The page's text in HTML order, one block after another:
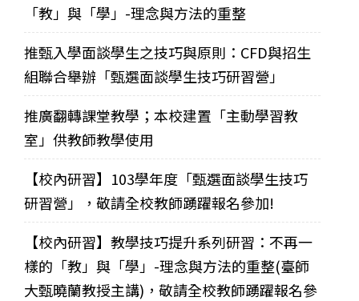
「教」與「學」-理念與方法的重整
推甄入學面談學生之技巧與原則：CFD與招生
組聯合舉辦「甄選面談學生技巧研習營」
推廣翻轉課堂教學；本校建置「主動學習教
室」供教師教學使用
【校內研習】103學年度「甄選面談學生技巧
研習營」，敬請全校教師踴躍報名參加!
【校內研習】教學技巧提升系列研習：不再一
樣的「教」與「學」-理念與方法的重整(臺師
大甄曉蘭教授主講)，敬請全校教師踴躍報名參